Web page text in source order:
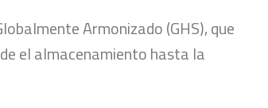
Armonizado (GHS), que
el almacenamiento hasta la